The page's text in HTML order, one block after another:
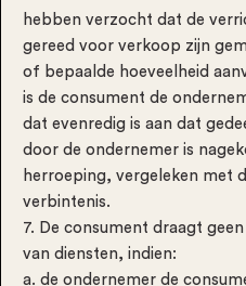
hebben verzocht dat de
gereed voor verkoop zijn
of bepaalde hoeveelheid
is de consument de
dat evenredig is aan dat
door de ondernemer is
herroeping, vergeleken met
verbintenis.
7. De consument draagt
van diensten, indien:
a. de ondernemer de